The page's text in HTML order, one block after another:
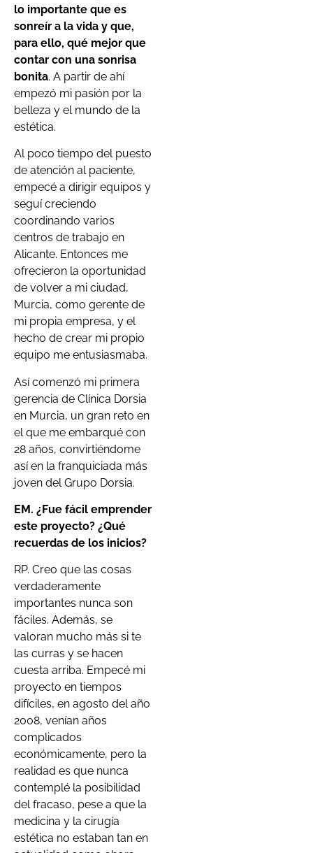
lo importante que es
sonreír a la vida y que,
para ello, qué mejor que
contar con una sonrisa
bonita. A partir de ahí
empezó mi pasión por la
belleza y el mundo de la
estética.
Al poco tiempo del puesto
de atención al paciente,
empecé a dirigir equipos y
seguí creciendo
coordinando varios
centros de trabajo en
Alicante. Entonces me
ofrecieron la oportunidad
de volver a mi ciudad,
Murcia, como gerente de
mi propia empresa, y el
hecho de crear mi propio
equipo me entusiasmaba.
Así comenzó mi primera
gerencia de Clínica Dorsia
en Murcia, un gran reto en
el que me embarqué con
28 años, convirtiéndome
así en la franquiciada más
joven del Grupo Dorsia.
EM. ¿Fue fácil emprender
este proyecto? ¿Qué
recuerdas de los inicios?
RP. Creo que las cosas
verdaderamente
importantes nunca son
fáciles. Además, se
valoran mucho más si te
las curras y se hacen
cuesta arriba. Empecé mi
proyecto en tiempos
difíciles, en agosto del año
2008, venían años
complicados
económicamente, pero la
realidad es que nunca
contemplé la posibilidad
del fracaso, pese a que la
medicina y la cirugía
estética no estaban tan en